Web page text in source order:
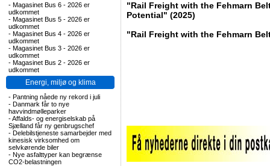
- Magasinet Bus 6 - 2026 er
udkommet
- Magasinet Bus 5 - 2026 er
udkommet
- Magasinet Bus 4 - 2026 er
udkommet
- Magasinet Bus 3 - 2026 er
udkommet
- Magasinet Bus 2 - 2026 er
udkommet
Energi, miljø og klima
- Pantning nåede ny rekord i juli
- Danmark får to nye
havvindmølleparker
-Affalds- og energiselskab på
Sjælland får ny genbrugschef
- Delebilstjeneste samarbejder med
kinesisk virksomhed om
selvkørende biler
- Nye asfalttyper kan begrænse
CO2-belastningen
"Rail Freight with the Fehmarn
Potential" (2025)
"Rail Freight with the Fehmarn